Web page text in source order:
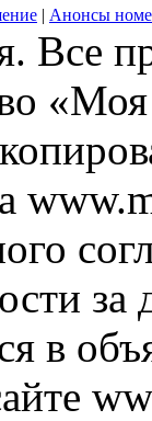
| Анонсы
Все
в